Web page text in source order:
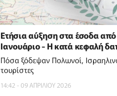
Ετήσια αύξηση στα έσοδα
Ιανουάριο - H κατά κεφαλή
Πόσα ξόδεψαν Πολωνοί,
τουρίστες
14:42 - 09 ΑΠΡΙΛΙΟΥ 2026